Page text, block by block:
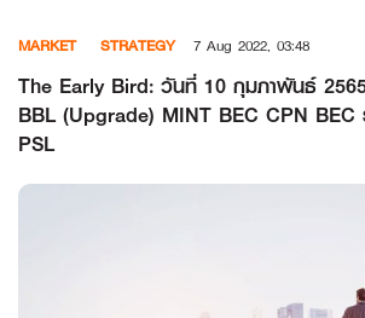
content
MARKET STRATEGY 7 Aug 2022, 03:48
The Early Bird: วันที่ 10 กุมภาพันธ์
BBL (Upgrade) MINT BEC CPN BEC
PSL